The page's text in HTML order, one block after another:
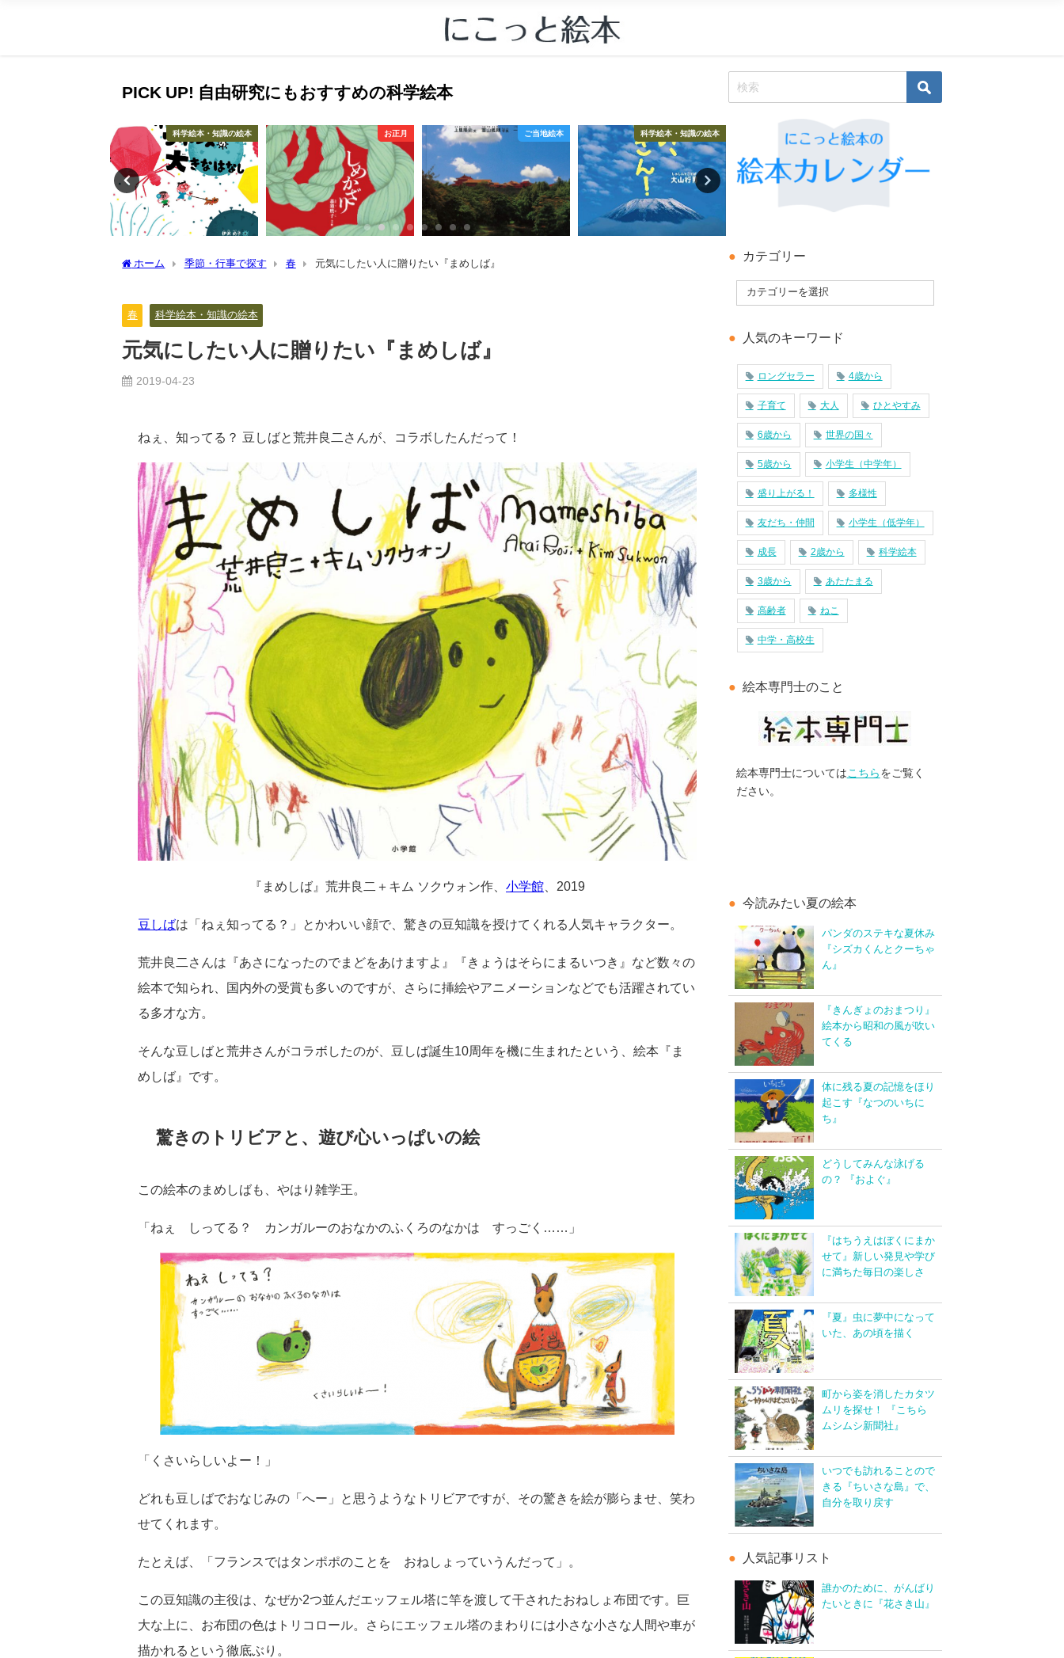
PICK UP! 自由研究にもおすすめの科学絵本
科学絵本・知識の絵本 お正月 ご当地絵本 科学絵本・知識の絵本 夏
ホーム 季節・行事で探す 春 元気にしたい人に贈りたい『まめしば』
春 科学絵本・知識の絵本
元気にしたい人に贈りたい『まめしば』
2019-04-23
ねぇ、知ってる？ 豆しばと荒井良二さんが、コラボしたんだって！
『まめしば』荒井良二＋キム ソクウォン作、 小学館 、2019
豆しばは「ねぇ知ってる？」とかわいい顔で、驚きの豆知識を授けてくれる人気キャラクター。
荒井良二さんは『あさになったのでまどをあけますよ』『きょうはそらにまるいつき』など数々の
絵本で知られ、国内外の受賞も多いのですが、さらに挿絵やアニメーションなどでも活躍されてい
る多才な方。
そんな豆しばと荒井さんがコラボしたのが、豆しば誕生10周年を機に生まれたという、絵本『ま
めしば』です。
驚きのトリビアと、遊び心いっぱいの絵
この絵本のまめしばも、やはり雑学王。
「ねぇ しってる？ カンガルーのおなかのふくろのなかは すっごく……」
「くさいらしいよー！」
どれも豆しばでおなじみの「へー」と思うようなトリビアですが、その驚きを絵が膨らませ、笑わ
せてくれます。
たとえば、「フランスではタンポポのことを おねしょっていうんだって」。
この豆知識の主役は、なぜか2つ並んだエッフェル塔に竿を渡して干されたおねしょ布団です。巨
大な上に、お布団の色はトリコロール。さらにエッフェル塔のまわりには小さな小さな人間や車が
描かれるという徹底ぶり。
カテゴリー
人気のキーワード
ロングセラー 4歳から
子育て 大人 ひとやすみ
6歳から 世界の国々
5歳から 小学生（中学年）
盛り上がる！ 多様性
友だち・仲間 小学生（低学年）
成長 2歳から 科学絵本
3歳から あたたまる
高齢者 ねこ
中学・高校生
絵本専門士のこと
絵本専門士については こちら をご覧く
ださい。
今読みたい夏の絵本
パンダのステキな夏休み
『シズカくんとクーちゃ
ん』
『きんぎょのおまつり』
絵本から昭和の風が吹い
てくる
体に残る夏の記憶をほり
起こす『なつのいちに
ち』
どうしてみんな泳げる
の？ 『およぐ』
『はちうえはぼくにまか
せて』新しい発見や学び
に満ちた毎日の楽しさ
『夏』虫に夢中になって
いた、あの頃を描く
町から姿を消したカタツ
ムリを探せ！ 『こちら
ムシムシ新聞社』
いつでも訪れることので
きる『ちいさな島』で、
自分を取り戻す
人気記事リスト
誰かのために、がんばり
たいときに『花さき山』